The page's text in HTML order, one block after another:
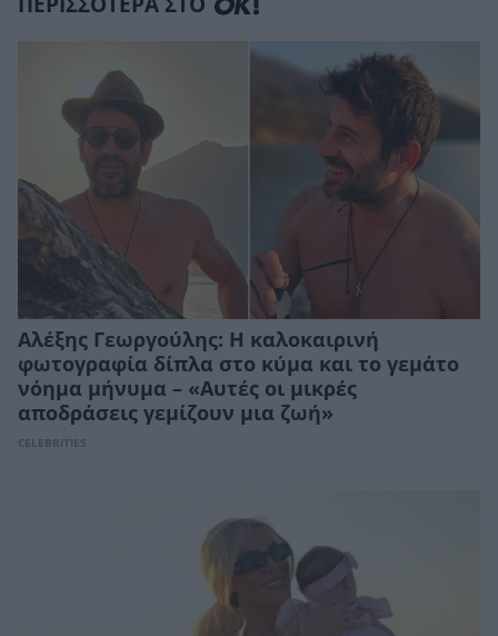
ΠΕΡΙΣΣΟΤΕΡΑ ΣΤΟ
Αλέξης Γεωργούλης: Η καλοκαιρινή
φωτογραφία δίπλα στο κύμα και το γεμάτο
νόημα μήνυμα – «Αυτές οι μικρές
αποδράσεις γεμίζουν μια ζωή»
CELEBRITIES